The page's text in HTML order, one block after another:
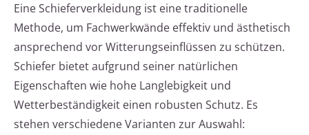
Eine Schieferverkleidung ist eine traditionelle
Methode, um Fachwerkwände effektiv und ästhetisch
ansprechend vor Witterungseinflüssen zu schützen.
Schiefer bietet aufgrund seiner natürlichen
Eigenschaften wie hohe Langlebigkeit und
Wetterbeständigkeit einen robusten Schutz. Es
stehen verschiedene Varianten zur Auswahl: